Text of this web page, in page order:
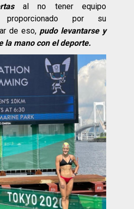
al no tener equipo
proporcionado por su
de eso, pudo levantarse y
la mano con el deporte.